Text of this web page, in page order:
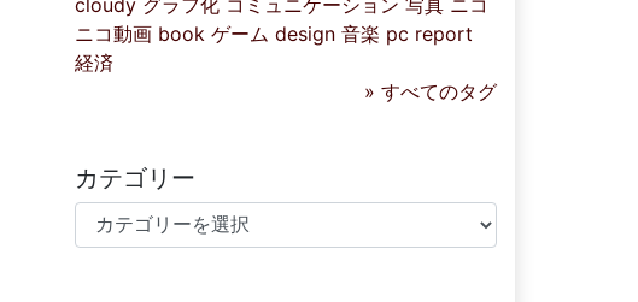
ニコ動画 book ゲーム design 音楽 pc report
経済
» すべてのタグ
カテゴリー
カテゴリー